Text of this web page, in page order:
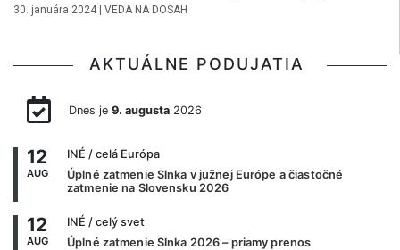
30. januára 2024 VEDA NA DOSAH
AKTUÁLNE PODUJATIA
Dnes je 9. augusta2026
12
AUG
INÉ / celá Európa
Úplné zatmenie Slnka v južnej Európe a čiastočné
zatmenie na Slovensku 2026
12
AUG
INÉ / celý svet
Úplné zatmenie Slnka 2026 – priamy prenos